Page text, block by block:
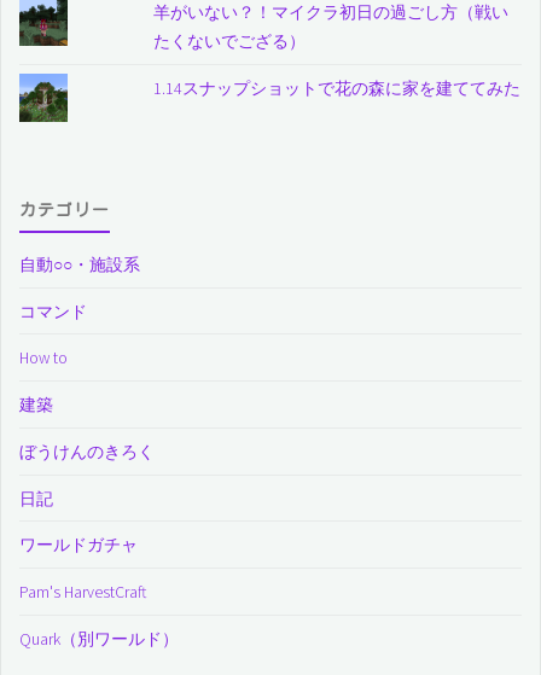
羊がいない？！マイクラ初日の過ごし方（戦い
たくないでござる）
1.14スナップショットで花の森に家を建ててみた
カテゴリー
自動○○・施設系
コマンド
How to
建築
ぼうけんのきろく
日記
ワールドガチャ
Pam's HarvestCraft
Quark（別ワールド）